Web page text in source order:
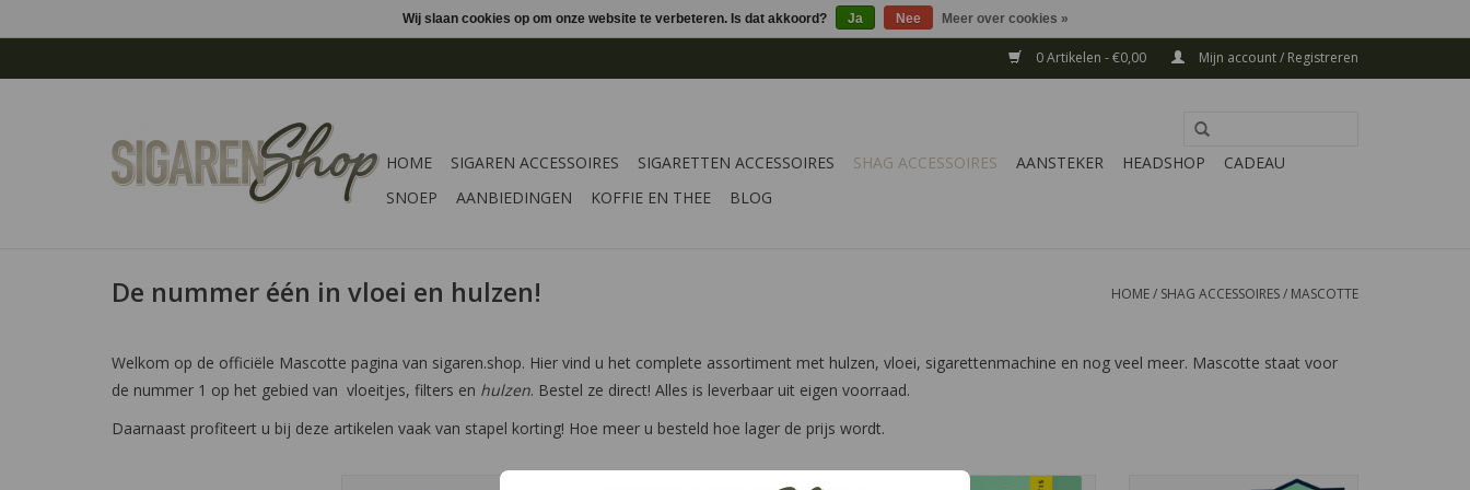
0 Artikelen - €0,00 Mijn account / Registreren
HOME SIGAREN ACCESSOIRES SIGARETTEN ACCESSOIRES SHAG ACCESSOIRES AANSTEKER HEADSHOP
CADEAU
SNOEP
AANBIEDINGEN KOFFIE EN THEE BLOG
De nummer één in vloei en hulzen! HOME/ SHAG ACCESSOIRES/ MASCOTTE
Welkom op de officiële Mascotte pagina van sigaren.shop. Hier vind u het complete assortiment met hulzen, vloei, sigarettenmachine en nog veel meer. Mascotte staat voor
de nummer 1 op het gebied van vloeitjes, filters en hulzen. Bestel ze direct! Alles is leverbaar uit eigen voorraad.
Daarnaast profiteert u bij deze artikelen vaak van stapel korting! Hoe meer u besteld hoe lager de prijs wordt.
Wij slaan cookies op om onze website te verbeteren. Is dat akkoord? Ja Nee Meer over cookies »